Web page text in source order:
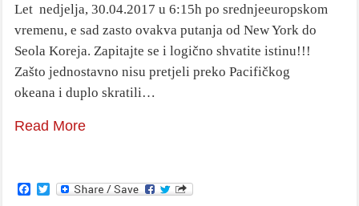
Let nedjelja, 30.04.2017 u 6:15h po srednjeeuropskom
vremenu, e sad zasto ovakva putanja od New York do
Seola Koreja. Zapitajte se i logično shvatite istinu!!!
Zašto jednostavno nisu pretjeli preko Pacifičkog
okeana i duplo skratili…
Read More
Facebook
Twitter